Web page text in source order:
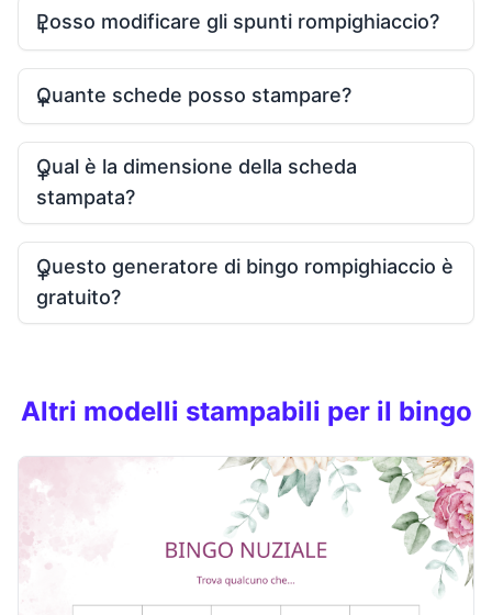
Posso modificare gli spunti rompighiaccio?
Quante schede posso stampare?
Qual è la dimensione della scheda
stampata?
Questo generatore di bingo rompighiaccio è
gratuito?
Altri modelli stampabili per il bingo